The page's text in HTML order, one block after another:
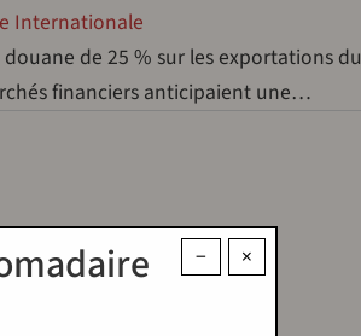
Internationale
de 25 % sur les exportations du
financiers anticipaient une…
×
−